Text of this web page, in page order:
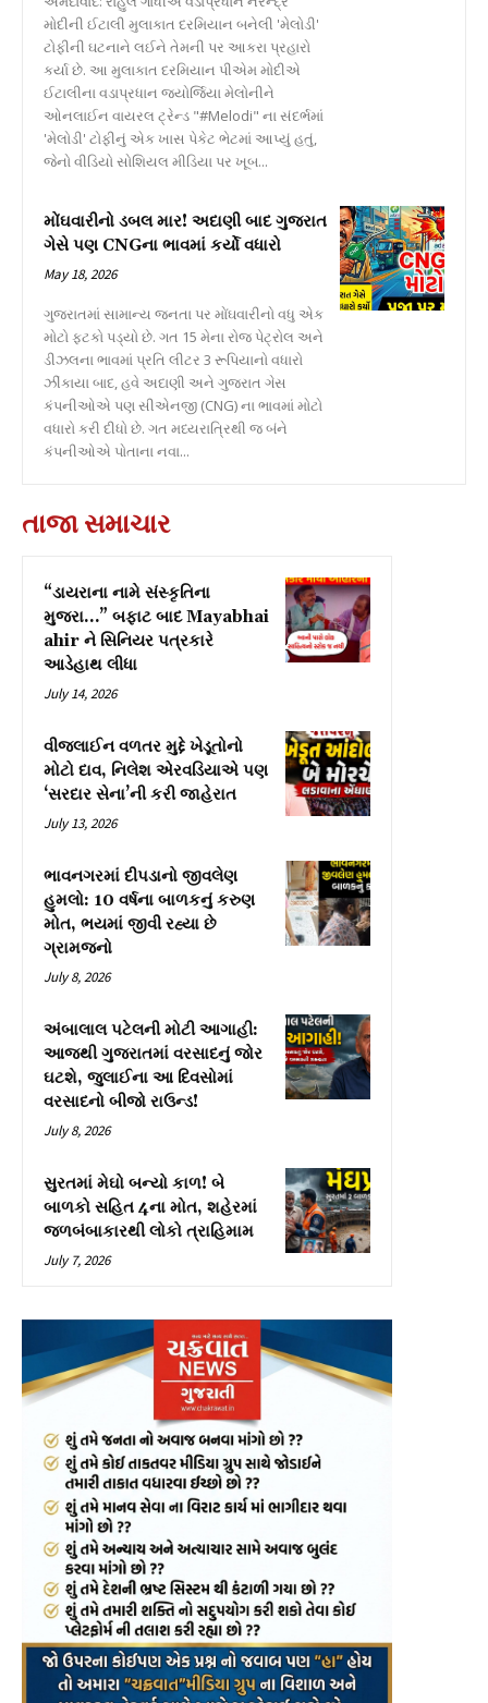
મોદીની ઈટાલી મુલાકાત દરમિયાન બનેલી 'મેલોડી'
ટોફીની ઘટનાને લઈને તેમની પર આકરા પ્રહારો
કર્યા છે. આ મુલાકાત દરમિયાન પીએમ મોદીએ
ઈટાલીના વડાપ્રધાન જ્યોર્જિયા મેલોનીને
ઓનલાઈન વાયરલ ટ્રેન્ડ "#Melodi" ના સંદર્ભમાં
'મેલોડી' ટોફીનું એક ખાસ પેકેટ ભેટમાં આપ્યું હતું,
જેનો વીડિયો સોશિયલ મીડિયા પર ખૂબ...
મોંઘવારીનો ડબલ માર! અદાણી બાદ ગુજરાત
ગેસે પણ CNGના ભાવમાં કર્યો વધારો
May 18, 2026
ગુજરાતમાં સામાન્ય જનતા પર મોંઘવારીનો વધુ એક
મોટો ફટકો પડ્યો છે. ગત 15 મેના રોજ પેટ્રોલ અને
ડીઝલના ભાવમાં પ્રતિ લીટર 3 રૂપિયાનો વધારો
ઝીંકાયા બાદ, હવે અદાણી અને ગુજરાત ગેસ
કંપનીઓએ પણ સીએનજી (CNG) ના ભાવમાં મોટો
વધારો કરી દીધો છે. ગત મધ્યરાત્રિથી જ બંને
કંપનીઓએ પોતાના નવા...
તાજા સમાચાર
“ડાયરાના નામે સંસ્કૃતિના
મુજરા…” બફાટ બાદ Mayabhai
ahir ને સિનિયર પત્રકારે
આડેહાથ લીધા
July 14, 2026
વીજલાઈન વળતર મુદ્દે ખેડૂતોનો
મોટો દાવ, નિલેશ એરવડિયાએ પણ
‘સરદાર સેના’ની કરી જાહેરાત
July 13, 2026
ભાવનગરમાં દીપડાનો જીવલેણ
હુમલો: 10 વર્ષના બાળકનું કરુણ
મોત, ભયમાં જીવી રહ્યા છે
ગ્રામજનો
July 8, 2026
અંબાલાલ પટેલની મોટી આગાહી:
આજથી ગુજરાતમાં વરસાદનું જોર
ઘટશે, જુલાઈના આ દિવસોમાં
વરસાદનો બીજો રાઉન્ડ!
July 8, 2026
સુરતમાં મેઘો બન્યો કાળ! બે
બાળકો સહિત 4ના મોત, શહેરમાં
જળબંબાકારથી લોકો ત્રાહિમામ
July 7, 2026